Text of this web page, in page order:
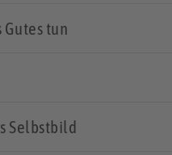
tun
Selbstbild